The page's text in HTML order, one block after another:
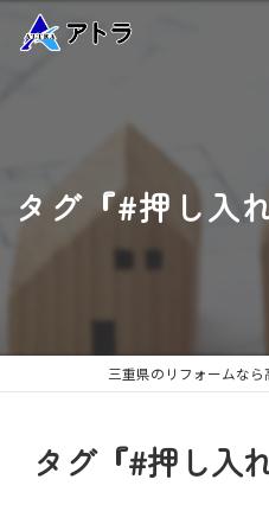
タグ『#押し入
三重県のリフォームな
タグ『#押し入